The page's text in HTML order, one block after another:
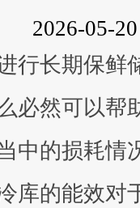
2026-05-20
行长期保鲜
必然可以帮
中的损耗情
库的能效对